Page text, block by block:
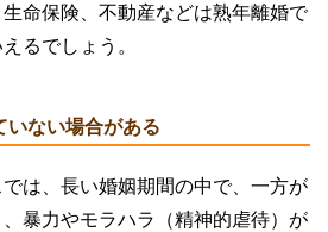
命保険、不動産などは熟年離婚で
るでしょう。
いない場合がある
は、長い婚姻期間の中で、一方が
暴力やモラハラ（精神的虐待）が